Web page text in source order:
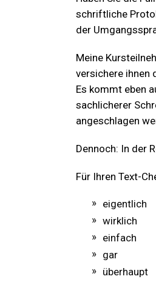
schriftliche
der
Meine
versichere ihnen
Es kommt eben
sachlicherer
angeschlagen
Dennoch: In der
Für Ihren Text-
eigentlich
wirklich
einfach
gar
überhaupt